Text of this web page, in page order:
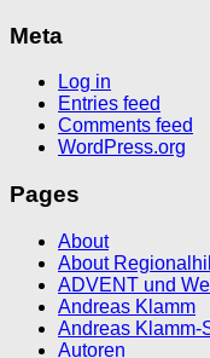
Meta
Log in
Entries feed
Comments feed
WordPress.org
Pages
About
About
ADVENT und
Andreas Klamm
Andreas Klamm-
Autoren